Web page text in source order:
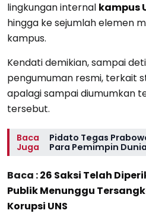
lingkungan internal kampus
hingga ke sejumlah elemen
kampus.
Kendati demikian, sampai
pengumuman resmi, terkait
apalagi sampai diumumkan
tersebut.
Baca
Juga
Pidato Tegas
Para Pemimpin Dunia
Baca :26 Saksi Telah
Publik Menunggu
Korupsi UNS